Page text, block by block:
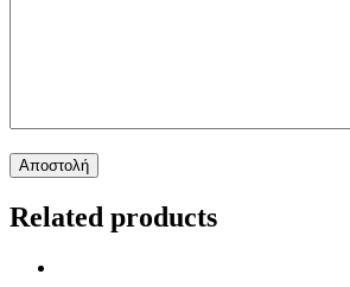
Related products